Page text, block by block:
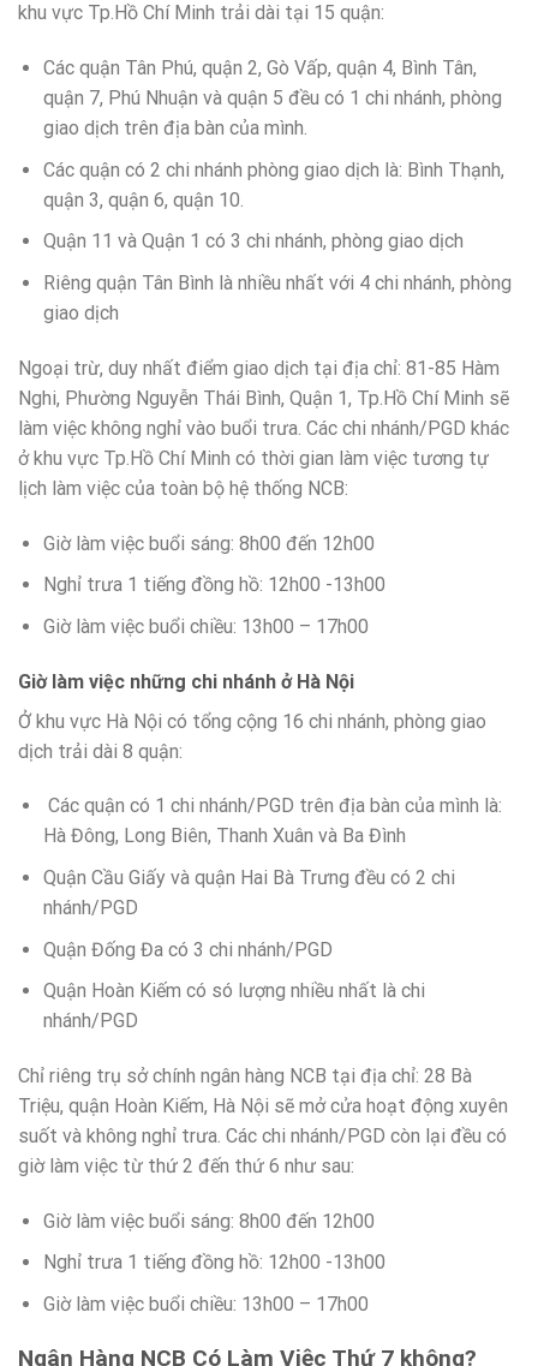
khu vực Tp.Hồ Chí Minh trải dài tại 15 quận:
Các quận Tân Phú, quận 2, Gò Vấp, quận 4, Bình Tân,
quận 7, Phú Nhuận và quận 5 đều có 1 chi nhánh, phòng
giao dịch trên địa bàn của mình.
Các quận có 2 chi nhánh phòng giao dịch là: Bình Thạnh,
quận 3, quận 6, quận 10.
Quận 11 và Quận 1 có 3 chi nhánh, phòng giao dịch
Riêng quận Tân Bình là nhiều nhất với 4 chi nhánh, phòng
giao dịch
Ngoại trừ, duy nhất điểm giao dịch tại địa chỉ: 81-85 Hàm
Nghi, Phường Nguyễn Thái Bình, Quận 1, Tp.Hồ Chí Minh sẽ
làm việc không nghỉ vào buổi trưa. Các chi nhánh/PGD khác
ở khu vực Tp.Hồ Chí Minh có thời gian làm việc tương tự
lịch làm việc của toàn bộ hệ thống NCB:
Giờ làm việc buổi sáng: 8h00 đến 12h00
Nghỉ trưa 1 tiếng đồng hồ: 12h00 -13h00
Giờ làm việc buổi chiều: 13h00 – 17h00
Giờ làm việc những chi nhánh ở Hà Nội
Ở khu vực Hà Nội có tổng cộng 16 chi nhánh, phòng giao
dịch trải dài 8 quận:
Các quận có 1 chi nhánh/PGD trên địa bàn của mình là:
Hà Đông, Long Biên, Thanh Xuân và Ba Đình
Quận Cầu Giấy và quận Hai Bà Trưng đều có 2 chi
nhánh/PGD
Quận Đống Đa có 3 chi nhánh/PGD
Quận Hoàn Kiếm có só lượng nhiều nhất là chi
nhánh/PGD
Chỉ riêng trụ sở chính ngân hàng NCB tại địa chỉ: 28 Bà
Triệu, quận Hoàn Kiếm, Hà Nội sẽ mở cửa hoạt động xuyên
suốt và không nghỉ trưa. Các chi nhánh/PGD còn lại đều có
giờ làm việc từ thứ 2 đến thứ 6 như sau:
Giờ làm việc buổi sáng: 8h00 đến 12h00
Nghỉ trưa 1 tiếng đồng hồ: 12h00 -13h00
Giờ làm việc buổi chiều: 13h00 – 17h00
Ngân Hàng NCB Có Làm Việc Thứ 7 không?